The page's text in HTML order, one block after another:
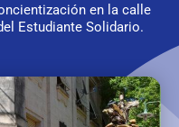
en la calle
Estudiante Solidario.